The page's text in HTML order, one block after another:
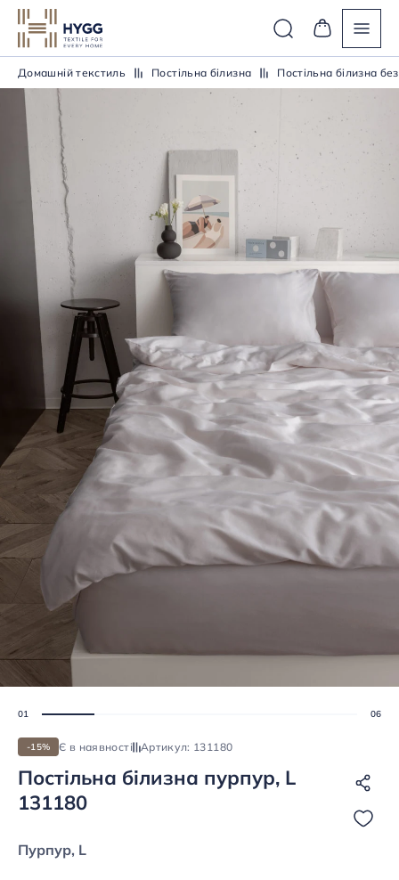
Домашній текстиль Постiльна бiлизна Постiльна бiлизна
-15% Є в наявності Артикул: 131180
Постiльна бiлизна пурпур, L
131180
Пурпур, L